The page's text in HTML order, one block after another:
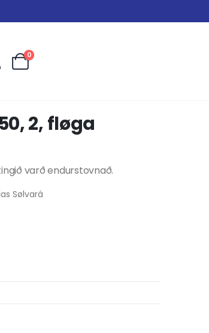
0
2, fløga
varð endurstovnað.
Sølvará